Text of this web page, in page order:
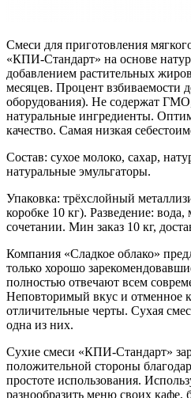
Смеси для приготовления
«КПИ-Стандарт» на основе
добавлением растительных
месяцев. Процент взбиваемости
оборудования). Не содержат ГМО,
натуральные ингредиенты.
качество. Самая низкая
Состав: сухое молоко, сахар,
натуральные эмульгаторы.
Упаковка: трёхслойный
коробке 10 кг). Разведение:
сочетании. Мин заказ 10 кг,
Компания «Сладкое облако»
только хорошо
полностью отвечают всем
Неповторимый вкус и отменное
отличительные черты. Сухая
одна из них.
Сухие смеси «КПИ-Стандарт»
положительной стороны
простоте использования.
разнообразить меню своих кафе,